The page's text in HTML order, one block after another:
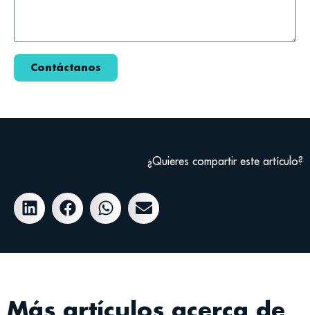
Contáctanos
¿Quieres compartir este artículo?
Más artículos acerca de